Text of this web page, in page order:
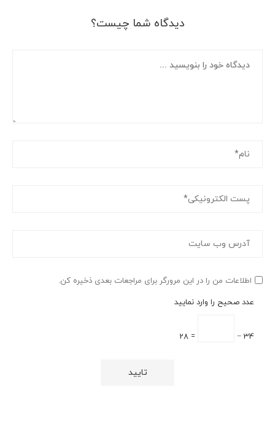
دیدگاه شما چیست؟
اطلاعات من را در این مرورگر برای مراجعات بعدی ذخیره کن.
عدد صحیح را وارد نمایید
34 −
= 28